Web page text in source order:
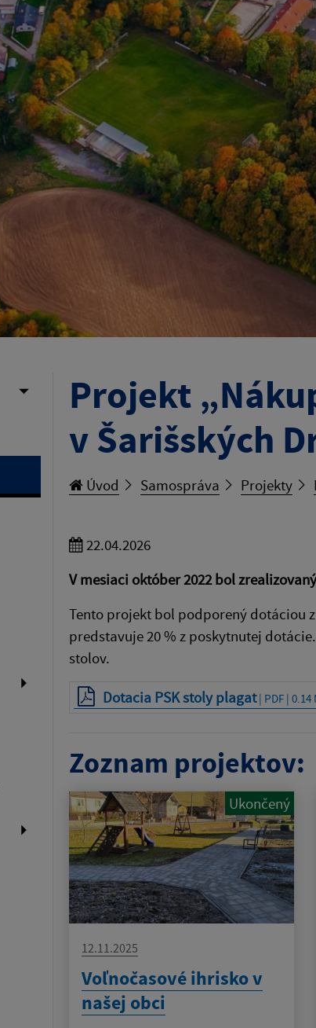
Projekt
v Šarišských
Úvod Samospráva Projekty
22.04.2026
V mesiaci október 2022 bol
Tento projekt bol podporený dotáciou
predstavuje 20 % z poskytnutej
stolov.
Dotacia PSK stoly plagat| PDF | 0.14
Zoznam projektov:
Ukončený
12.11.2025
Voľnočasové ihrisko v
našej obci